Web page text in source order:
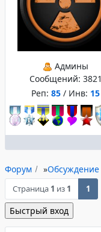
Админы
Сообщений: 3821
Реп: 85 / Инв: 15
Форум »Обсуждение
Страница 1 из 1 1